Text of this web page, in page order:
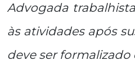
Advogada
às atividades após
deve ser